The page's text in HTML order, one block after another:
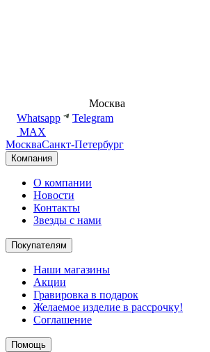
Москва
Whatsapp
Telegram
MAX
МоскваСанкт-Петербург
Компания
О компании
Новости
Контакты
Звезды с нами
Покупателям
Наши магазины
Акции
Гравировка в подарок
Желаемое изделие в рассрочку!
Соглашение
Помощь